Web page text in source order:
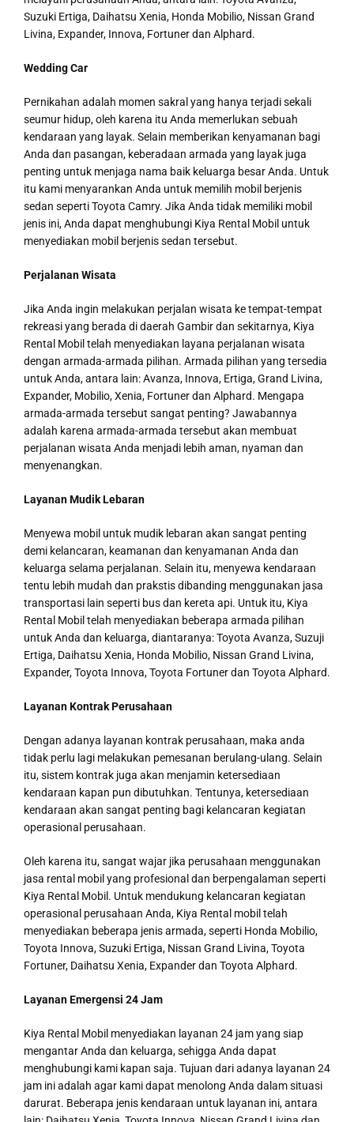
Suzuki Ertiga, Daihatsu Xenia, Honda Mobilio, Nissan Grand
Livina, Expander, Innova, Fortuner dan Alphard.
Wedding Car
Pernikahan adalah momen sakral yang hanya terjadi sekali
seumur hidup, oleh karena itu Anda memerlukan sebuah
kendaraan yang layak. Selain memberikan kenyamanan bagi
Anda dan pasangan, keberadaan armada yang layak juga
penting untuk menjaga nama baik keluarga besar Anda. Untuk
itu kami menyarankan Anda untuk memilih mobil berjenis
sedan seperti Toyota Camry. Jika Anda tidak memiliki mobil
jenis ini, Anda dapat menghubungi Kiya Rental Mobil untuk
menyediakan mobil berjenis sedan tersebut.
Perjalanan Wisata
Jika Anda ingin melakukan perjalan wisata ke tempat-tempat
rekreasi yang berada di daerah Gambir dan sekitarnya, Kiya
Rental Mobil telah menyediakan layana perjalanan wisata
dengan armada-armada pilihan. Armada pilihan yang tersedia
untuk Anda, antara lain: Avanza, Innova, Ertiga, Grand Livina,
Expander, Mobilio, Xenia, Fortuner dan Alphard. Mengapa
armada-armada tersebut sangat penting? Jawabannya
adalah karena armada-armada tersebut akan membuat
perjalanan wisata Anda menjadi lebih aman, nyaman dan
menyenangkan.
Layanan Mudik Lebaran
Menyewa mobil untuk mudik lebaran akan sangat penting
demi kelancaran, keamanan dan kenyamanan Anda dan
keluarga selama perjalanan. Selain itu, menyewa kendaraan
tentu lebih mudah dan prakstis dibanding menggunakan jasa
transportasi lain seperti bus dan kereta api. Untuk itu, Kiya
Rental Mobil telah menyediakan beberapa armada pilihan
untuk Anda dan keluarga, diantaranya: Toyota Avanza, Suzuji
Ertiga, Daihatsu Xenia, Honda Mobilio, Nissan Grand Livina,
Expander, Toyota Innova, Toyota Fortuner dan Toyota Alphard.
Layanan Kontrak Perusahaan
Dengan adanya layanan kontrak perusahaan, maka anda
tidak perlu lagi melakukan pemesanan berulang-ulang. Selain
itu, sistem kontrak juga akan menjamin ketersediaan
kendaraan kapan pun dibutuhkan. Tentunya, ketersediaan
kendaraan akan sangat penting bagi kelancaran kegiatan
operasional perusahaan.
Oleh karena itu, sangat wajar jika perusahaan menggunakan
jasa rental mobil yang profesional dan berpengalaman seperti
Kiya Rental Mobil. Untuk mendukung kelancaran kegiatan
operasional perusahaan Anda, Kiya Rental mobil telah
menyediakan beberapa jenis armada, seperti Honda Mobilio,
Toyota Innova, Suzuki Ertiga, Nissan Grand Livina, Toyota
Fortuner, Daihatsu Xenia, Expander dan Toyota Alphard.
Layanan Emergensi 24 Jam
Kiya Rental Mobil menyediakan layanan 24 jam yang siap
mengantar Anda dan keluarga, sehigga Anda dapat
menghubungi kami kapan saja. Tujuan dari adanya layanan 24
jam ini adalah agar kami dapat menolong Anda dalam situasi
darurat. Beberapa jenis kendaraan untuk layanan ini, antara